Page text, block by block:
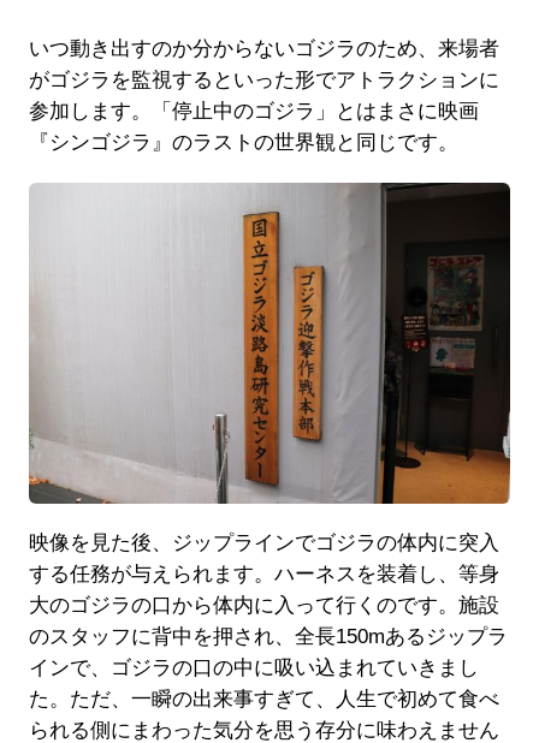
いつ動き出すのか分からないゴジラのため、来場者
がゴジラを監視するといった形でアトラクションに
参加します。「停止中のゴジラ」とはまさに映画
『シンゴジラ』のラストの世界観と同じです。
映像を見た後、ジップラインでゴジラの体内に突入
する任務が与えられます。ハーネスを装着し、等身
大のゴジラの口から体内に入って行くのです。施設
のスタッフに背中を押され、全長150mあるジップラ
インで、ゴジラの口の中に吸い込まれていきまし
た。ただ、一瞬の出来事すぎて、人生で初めて食べ
られる側にまわった気分を思う存分に味わえません